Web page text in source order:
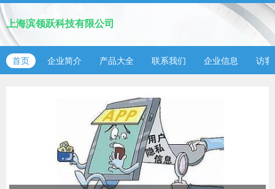
上海滨领跃科技有限公司
首页 企业简介 产品大全 联系我们 企业信息 访客